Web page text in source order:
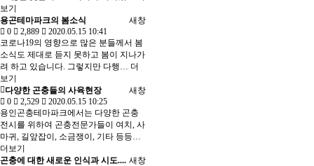
보기
새창
용곤테마파크의 봄소식
0
2,889
2020.05.15 10:41
코로나19의 영향으로 많은 분들께서 봄
소식도 제대로 듣지 못하고 봄이 지나가
려 하고 있습니다. 그렇지만 다행… 더
보기
새창
다양한 곤충들의 사육현장
0
2,529
2020.05.15 10:25
용인곤충테마파크에서는 다양한 곤충
전시를 위하여 곤충전문가들이 여치, 사
마귀, 길앞잡이, 소금쟁이, 기타 등등…
더보기
새창
곤충에 대한 새로운 인식과 시도....